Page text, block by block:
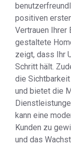
positiven
Vertrauen Ihrer
gestaltete
zeigt, dass Ihr
Schritt hält.
die
und bietet die
kann eine
Kunden zu
und das